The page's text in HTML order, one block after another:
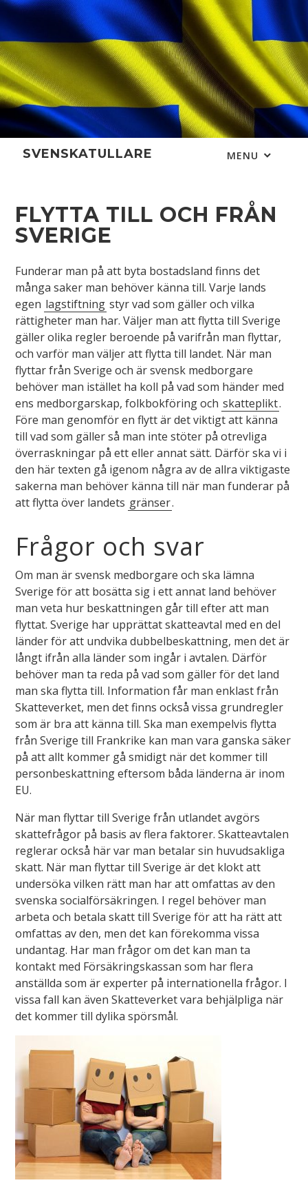
Skip
to
content
SVENSKATULLARE MENU
FLYTTA TILL OCH FRÅN
SVERIGE
Funderar man på att byta bostadsland finns det
många saker man behöver känna till. Varje lands
egen lagstiftning styr vad som gäller och vilka
rättigheter man har. Väljer man att flytta till Sverige
gäller olika regler beroende på varifrån man flyttar,
och varför man väljer att flytta till landet. När man
flyttar från Sverige och är svensk medborgare
behöver man istället ha koll på vad som händer med
ens medborgarskap, folkbokföring och skatteplikt.
Före man genomför en flytt är det viktigt att känna
till vad som gäller så man inte stöter på otrevliga
överraskningar på ett eller annat sätt. Därför ska vi i
den här texten gå igenom några av de allra viktigaste
sakerna man behöver känna till när man funderar på
att flytta över landets gränser.
Frågor och svar
Om man är svensk medborgare och ska lämna
Sverige för att bosätta sig i ett annat land behöver
man veta hur beskattningen går till efter att man
flyttat. Sverige har upprättat skatteavtal med en del
länder för att undvika dubbelbeskattning, men det är
långt ifrån alla länder som ingår i avtalen. Därför
behöver man ta reda på vad som gäller för det land
man ska flytta till. Information får man enklast från
Skatteverket, men det finns också vissa grundregler
som är bra att känna till. Ska man exempelvis flytta
från Sverige till Frankrike kan man vara ganska säker
på att allt kommer gå smidigt när det kommer till
personbeskattning eftersom båda länderna är inom
EU.
När man flyttar till Sverige från utlandet avgörs
skattefrågor på basis av flera faktorer. Skatteavtalen
reglerar också här var man betalar sin huvudsakliga
skatt. När man flyttar till Sverige är det klokt att
undersöka vilken rätt man har att omfattas av den
svenska socialförsäkringen. I regel behöver man
arbeta och betala skatt till Sverige för att ha rätt att
omfattas av den, men det kan förekomma vissa
undantag. Har man frågor om det kan man ta
kontakt med Försäkringskassan som har flera
anställda som är experter på internationella frågor. I
vissa fall kan även Skatteverket vara behjälpliga när
det kommer till dylika spörsmål.